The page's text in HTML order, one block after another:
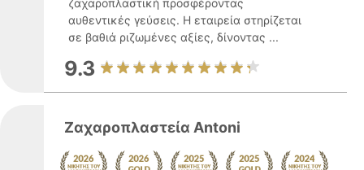
ζαχαροπλαστική προσφέροντας
αυθεντικές γεύσεις. Η εταιρεία στηρίζεται
σε βαθιά ριζωμένες αξίες, δίνοντας ...
9.3
Ζαχαροπλαστεία Antoni